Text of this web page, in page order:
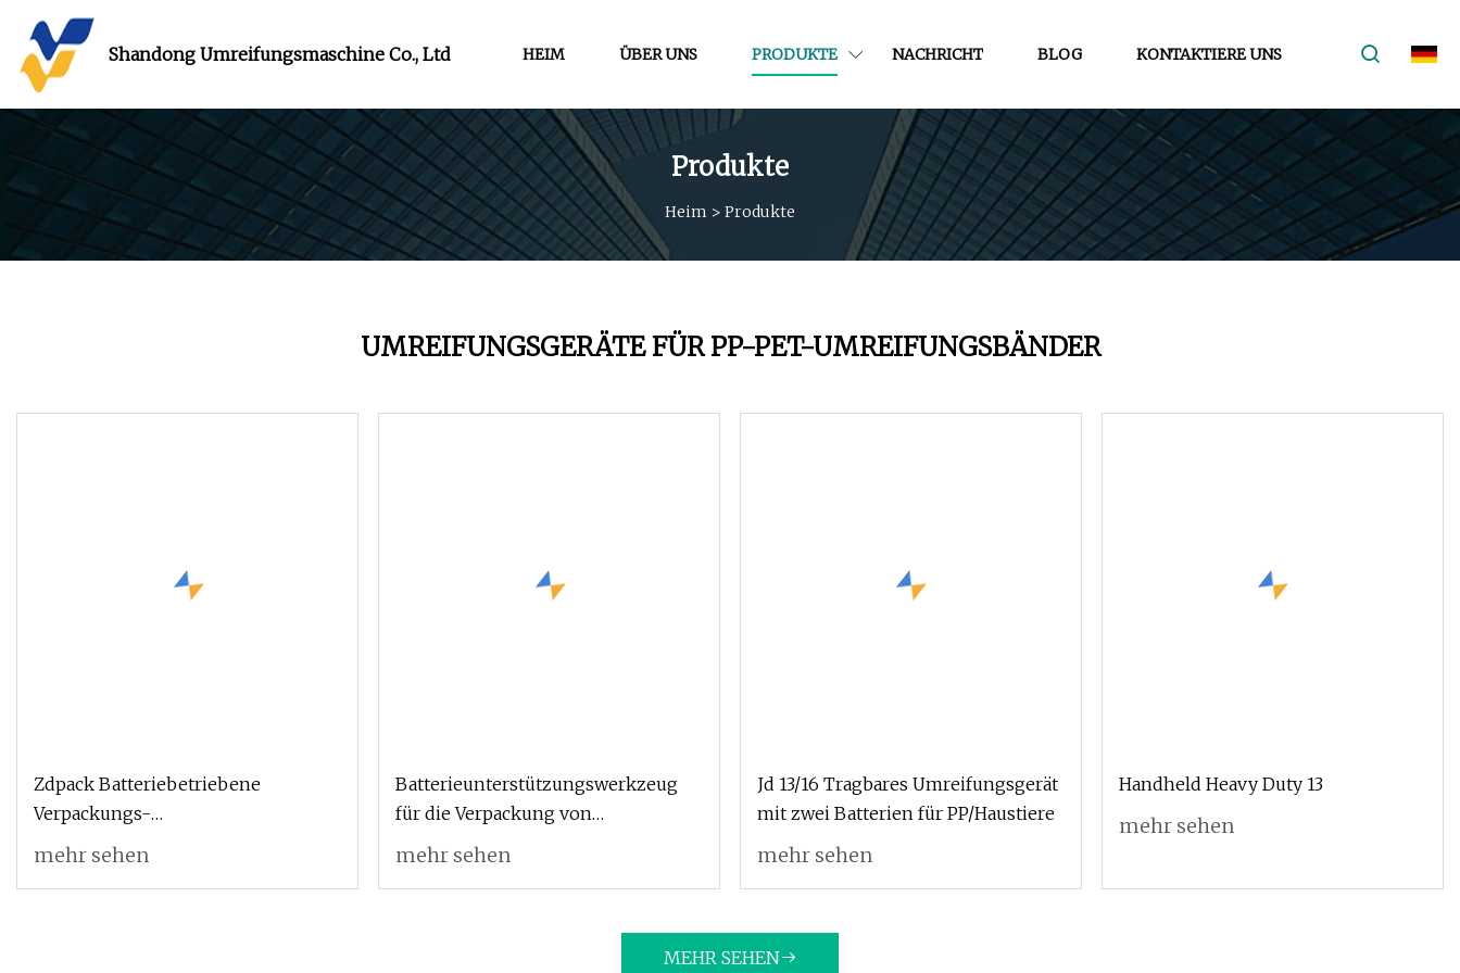
Shandong Umreifungsmaschine Co., Ltd HEIM ÜBER UNS PRODUKTE NACHRICHT BLOG KONTAKTIERE UNS
Produkte
Heim > Produkte
UMREIFUNGSGERÄTE FÜR PP-PET-UMREIFUNGSBÄNDER
Zdpack Batteriebetriebene
Verpackungs-
Umreifungshandmaschine für
mehr sehen
Batterieunterstützungswerkzeug
für die Verpackung von
Haustieren/PP mit gutem Preis und
mehr sehen
Jd 13/16 Tragbares Umreifungsgerät
mit zwei Batterien für PP/Haustiere
mehr sehen
Handheld Heavy Duty 13
mehr sehen
MEHR SEHEN